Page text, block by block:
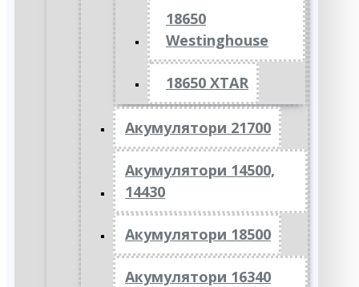
18650
Westinghouse
18650 XTAR
Акумулятори 21700
Акумулятори 14500,
14430
Акумулятори 18500
Акумулятори 16340